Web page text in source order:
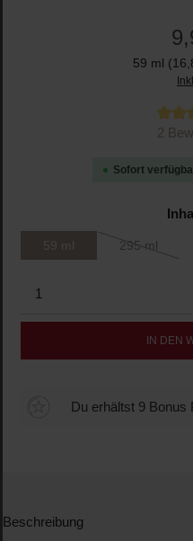
59 ml
Durchschnittliche Bewertung
2
Sofort
59 ml 295 ml
(Diese
Produkt Anzahl: Gib
IN DEN
Du erhältst 9 Bonus
Beschreibung